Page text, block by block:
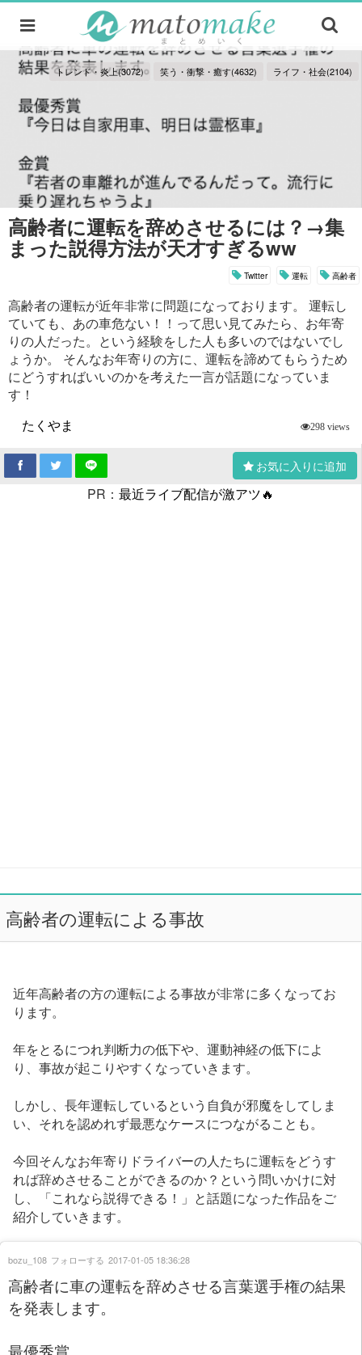
トレンド・炎上(3072) 笑う・衝撃・癒す(4632) ライフ・社会(2104)
高齢者に運転を辞めさせるには？→集
まった説得方法が天才すぎるww
Twitter 運転 高齢者
高齢者の運転が近年非常に問題になっております。 運転し
ていても、あの車危ない！！って思い見てみたら、お年寄
りの人だった。という経験をした人も多いのではないでし
ょうか。 そんなお年寄りの方に、運転を諦めてもらうため
にどうすればいいのかを考えた一言が話題になっていま
す！
たくやま
298 views
お気に入りに追加
PR： 最近ライブ配信が激アツ🔥
高齢者の運転による事故
近年高齢者の方の運転による事故が非常に多くなってお
ります。
年をとるにつれ判断力の低下や、運動神経の低下によ
り、事故が起こりやすくなっていきます。
しかし、長年運転しているという自負が邪魔をしてしま
い、それを認めれず最悪なケースにつながることも。
今回そんなお年寄りドライバーの人たちに運転をどうす
れば辞めさせることができるのか？という問いかけに対
し、「これなら説得できる！」と話題になった作品をご
紹介していきます。
高齢者に車の運転を辞めさせる言葉選手権の結果
を発表します。
最優秀賞
bozu_108 フォローする 2017-01-05 18:36:28